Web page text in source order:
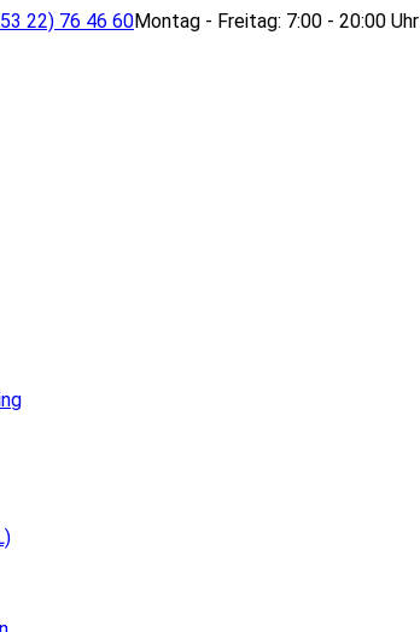
22) 76 46 60Montag - Freitag: 7:00 - 20:00 Uhr